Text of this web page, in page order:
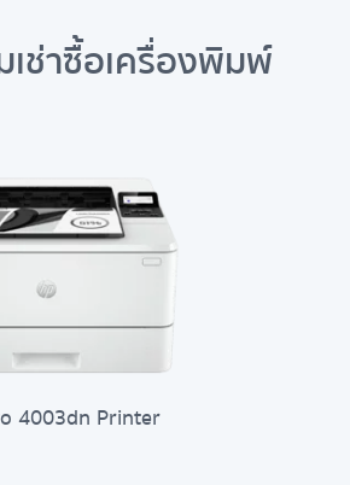
เช่าซื้อเครื่องพิมพ์
4003dn Printer